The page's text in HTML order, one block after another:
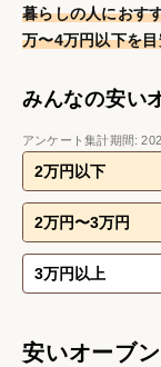
暮らしの人におす
万〜4万円以下を
みんなの安い
アンケート集計期間:
2万円以下
2万円〜3万円
3万円以上
安いオーブ